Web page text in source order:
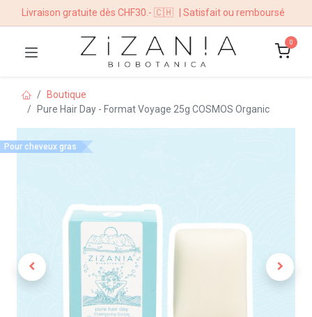
Livraison gratuite dès CHF30.- 🇨🇭 | Satisfait ou remboursé
0
Boutique
Pure Hair Day - Format Voyage 25g COSMOS Organic
Pour cheveux gras